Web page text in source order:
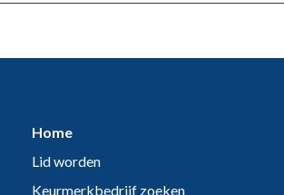
Home
Lid worden
Keurmerkbedrijf zoeken